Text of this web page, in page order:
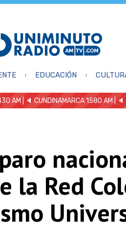
EDUCACIÓN
AM | 🔈 CUNDINAMARCA 1580 AM |
la Red